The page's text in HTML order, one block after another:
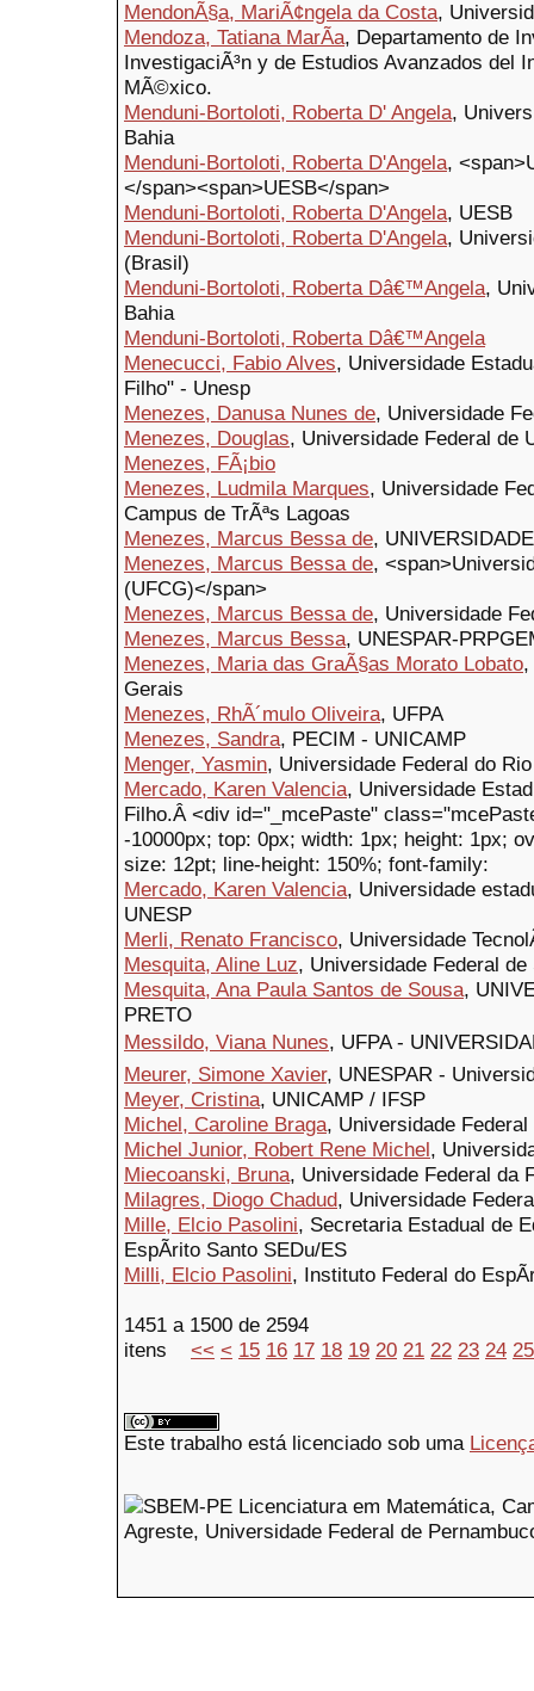
MendonÃ§a, MariÃ¢ngela da Costa,
Mendoza, Tatiana MarÃ­a, Departamento de
InvestigaciÃ³n y de Estudios Avanzados del
MÃ©xico.
Menduni-Bortoloti, Roberta D' Angela,
Bahia
Menduni-Bortoloti, Roberta D'Angela,
</span><span>UESB</span>
Menduni-Bortoloti, Roberta D'Angela, UESB
Menduni-Bortoloti, Roberta D'Angela,
(Brasil)
Menduni-Bortoloti, Roberta Dâ€™Angela,
Bahia
Menduni-Bortoloti, Roberta Dâ€™Angela
Menecucci, Fabio Alves, Universidade
Filho" - Unesp
Menezes, Danusa Nunes de, Universidade
Menezes, Douglas, Universidade Federal de
Menezes, FÃ¡bio
Menezes, Ludmila Marques, Universidade
Campus de TrÃªs Lagoas
Menezes, Marcus Bessa de,
Menezes, Marcus Bessa de,
(UFCG)</span>
Menezes, Marcus Bessa de, Universidade
Menezes, Marcus Bessa, UNESPAR-
Menezes, Maria das GraÃ§as Morato Lobato,
Gerais
Menezes, RhÃ´mulo Oliveira, UFPA
Menezes, Sandra, PECIM - UNICAMP
Menger, Yasmin, Universidade Federal do
Mercado, Karen Valencia, Universidade
Filho.Â <div id="_mcePaste"
-10000px; top: 0px; width: 1px; height: 1px;
size: 12pt; line-height: 150%; font-family:
Mercado, Karen Valencia, Universidade
UNESP
Merli, Renato Francisco, Universidade
Mesquita, Aline Luz, Universidade Federal de
Mesquita, Ana Paula Santos de Sousa,
PRETO
Messildo, Viana Nunes, UFPA -
Meurer, Simone Xavier, UNESPAR -
Meyer, Cristina, UNICAMP / IFSP
Michel, Caroline Braga, Universidade
Michel Junior, Robert Rene Michel,
Miecoanski, Bruna, Universidade Federal da
Milagres, Diogo Chadud, Universidade
Mille, Elcio Pasolini, Secretaria Estadual de
EspÃ­rito Santo SEDu/ES
Milli, Elcio Pasolini, Instituto Federal do
1451 a 1500 de 2594
itens << < 15 16 17 18 19 20 21 22 23 24 25
Este trabalho está licenciado sob uma